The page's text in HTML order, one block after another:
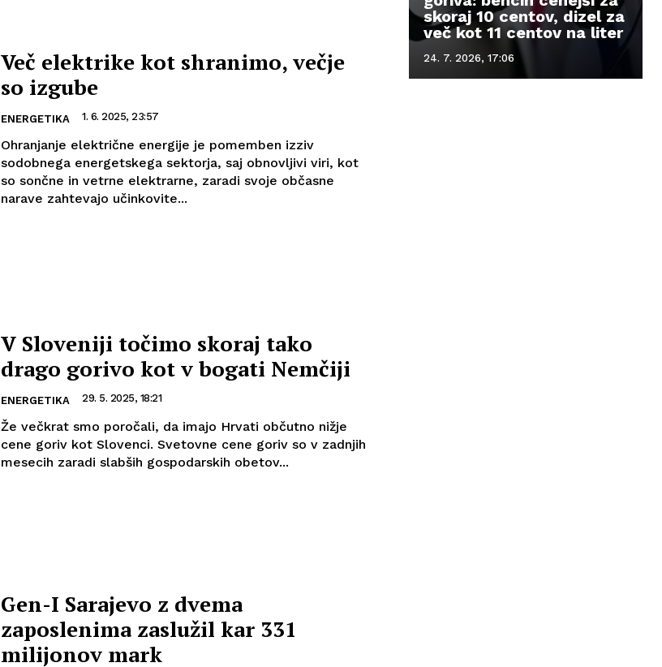
Več elektrike kot shranimo, večje
so izgube
ENERGETIKA 1. 6. 2025, 23:57
Ohranjanje električne energije je pomemben izziv
sodobnega energetskega sektorja, saj obnovljivi viri, kot
so sončne in vetrne elektrarne, zaradi svoje občasne
narave zahtevajo učinkovite...
V Sloveniji točimo skoraj tako
drago gorivo kot v bogati Nemčiji
ENERGETIKA 29. 5. 2025, 18:21
Že večkrat smo poročali, da imajo Hrvati občutno nižje
cene goriv kot Slovenci. Svetovne cene goriv so v zadnjih
mesecih zaradi slabših gospodarskih obetov...
Gen-I Sarajevo z dvema
zaposlenima zaslužil kar 331
milijonov mark
skoraj 10 centov, dizel za
več kot 11 centov na liter
24. 7. 2026, 17:06